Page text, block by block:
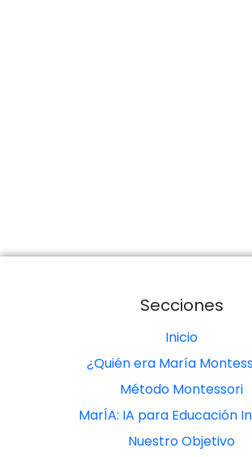
Secciones
Inicio
¿Quién era María
Método Montessori
MarÍA: IA para Educación
Nuestro Objetivo